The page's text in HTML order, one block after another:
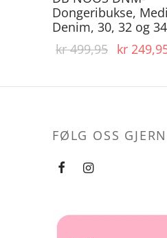
Dongeribukse,
Denim, 30, 32 og
kr499,95
kr
kr
FØLG OSS